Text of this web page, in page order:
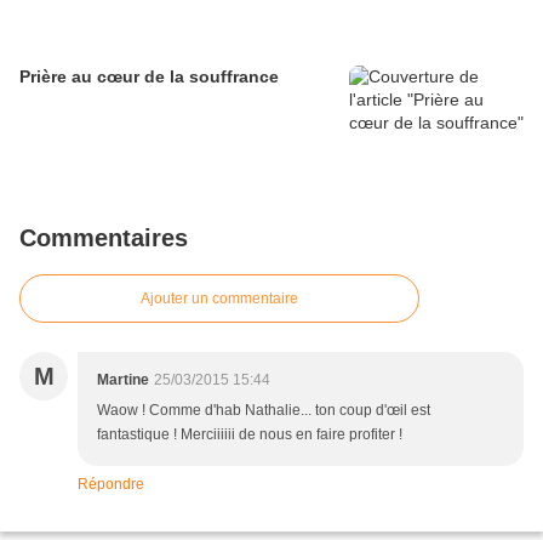
Prière au cœur de la souffrance
Commentaires
Ajouter un commentaire
M Martine 25/03/2015 15:44
Waow ! Comme d'hab Nathalie... ton coup d'œil est
fantastique ! Merciiiiii de nous en faire profiter !
Répondre